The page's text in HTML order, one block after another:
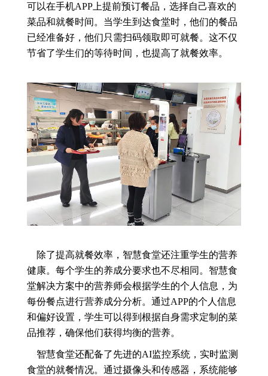
可以在手机APP上提前预订餐品，选择自己喜欢的
菜品和就餐时间。当学生到达食堂时，他们的餐品
已经准备好，他们只需扫码领取即可就餐。这不仅
节省了学生们的等待时间，也提高了就餐效率。
除了提高就餐效率，智慧食堂还注重学生的营养
健康。每个学生的养成分要求也不尽相同。智慧食
堂解决方案中的营养师会根据学生的个人信息，为
每份餐点进行营养成分分析。通过APP的个人信息
和偏好设置，学生可以得到根据自身需求定制的菜
品推荐，确保他们获得均衡的营养。
智慧食堂还配备了先进的AI监控系统，实时监测
食堂的就餐情况。通过摄像头和传感器，系统能够